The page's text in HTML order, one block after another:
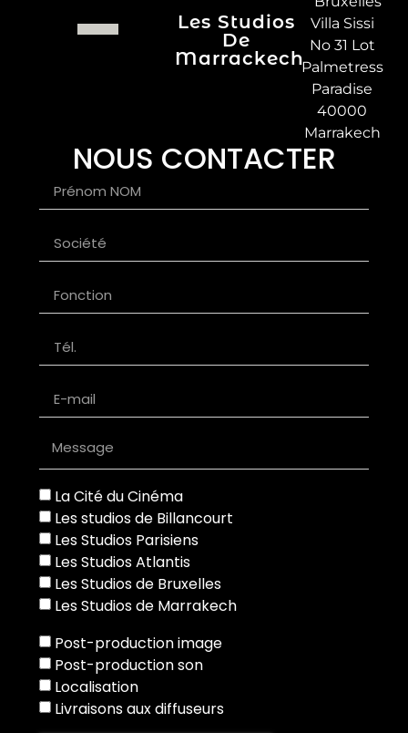
Les Studios
De
Marrackech
Villa Sissi
No 31 Lot
Palmetress
Paradise
40000
Marrakech
NOUS CONTACTER
La Cité du Cinéma
Les studios de Billancourt
Les Studios Parisiens
Les Studios Atlantis
Les Studios de Bruxelles
Les Studios de Marrakech
Post-production image
Post-production son
Localisation
Livraisons aux diffuseurs